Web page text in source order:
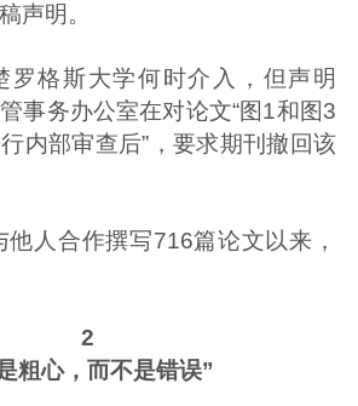
声明。
罗格斯大学何时介入，但声明
事务办公室在对论文“图1和图3
内部审查后”，要求期刊撤回该
人合作撰写716篇论文以来，
2
粗心，而不是错误”